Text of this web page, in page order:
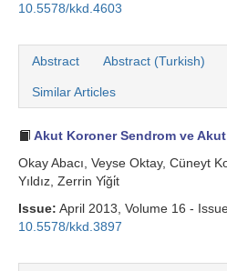
10.5578/kkd.4603
Abstract Abstract (Turkish)
Similar Articles
Akut Koroner Sendrom ve
Okay Abacı, Veyse Oktay, Cüneyt
Yıldız, Zerrin Yi̇ği̇t
Issue: April 2013, Volume 16 -
10.5578/kkd.3897